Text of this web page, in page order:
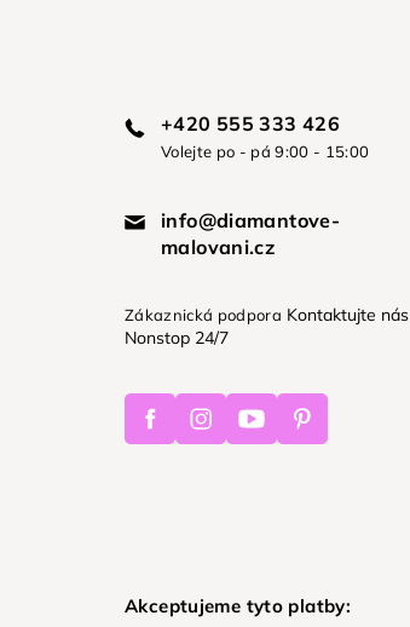
+420 555 333 426
Volejte po - pá 9:00 - 15:00
info@diamantove-
malovani.cz
Zákaznická podpora Kontaktujte nás
Nonstop 24/7
FacebookInstagramYoutubePinterest
Akceptujeme tyto platby: